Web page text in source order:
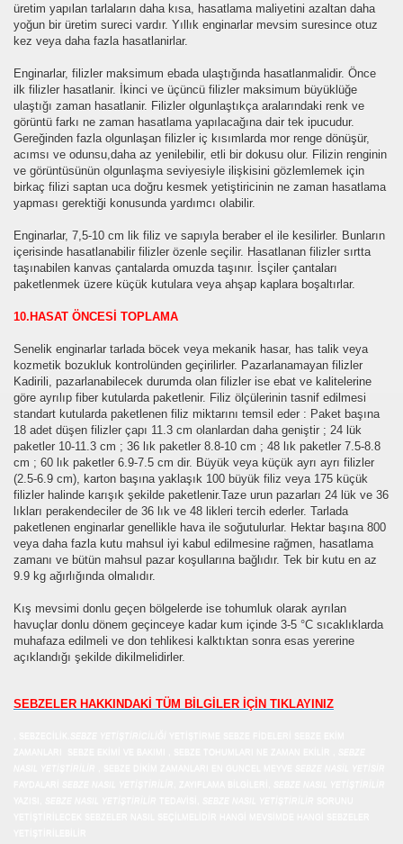
üretim yapılan tarlaların daha kısa, hasatlama maliyetini azaltan daha
yoğun bir üretim sureci vardır. Yıllık enginarlar mevsim suresince otuz
kez veya daha fazla hasatlanirlar.
Enginarlar, filizler maksimum ebada ulaştığında hasatlanmalidir. Önce
ilk filizler hasatlanir. İkinci ve üçüncü filizler maksimum büyüklüğe
ulaştığı zaman hasatlanir. Filizler olgunlaştıkça aralarındaki renk ve
görüntü farkı ne zaman hasatlama yapılacağına dair tek ipucudur.
Gereğinden fazla olgunlaşan filizler iç kısımlarda mor renge dönüşür,
acımsı ve odunsu,daha az yenilebilir, etli bir dokusu olur. Filizin renginin
ve görüntüsünün olgunlaşma seviyesiyle ilişkisini gözlemlemek için
birkaç filizi saptan uca doğru kesmek yetiştiricinin ne zaman hasatlama
yapması gerektiği konusunda yardımcı olabilir.
Enginarlar, 7,5-10 cm lik filiz ve sapıyla beraber el ile kesilirler. Bunların
içerisinde hasatlanabilir filizler özenle seçilir. Hasatlanan filizler sırtta
taşınabilen kanvas çantalarda omuzda taşınır. İsçiler çantaları
paketlenmek üzere küçük kutulara veya ahşap kaplara boşaltırlar.
10.HASAT ÖNCESİ TOPLAMA
Senelik enginarlar tarlada böcek veya mekanik hasar, has talik veya
kozmetik bozukluk kontrolünden geçirilirler. Pazarlanamayan filizler
Kadirili, pazarlanabilecek durumda olan filizler ise ebat ve kalitelerine
göre ayrılıp fiber kutularda paketlenir. Filiz ölçülerinin tasnif edilmesi
standart kutularda paketlenen filiz miktarını temsil eder : Paket başına
18 adet düşen filizler çapı 11.3 cm olanlardan daha geniştir ; 24 lük
paketler 10-11.3 cm ; 36 lık paketler 8.8-10 cm ; 48 lık paketler 7.5-8.8
cm ; 60 lık paketler 6.9-7.5 cm dir. Büyük veya küçük ayrı ayrı filizler
(2.5-6.9 cm), karton başına yaklaşık 100 büyük filiz veya 175 küçük
filizler halinde karışık şekilde paketlenir.Taze urun pazarları 24 lük ve 36
lıkları perakendeciler de 36 lık ve 48 likleri tercih ederler. Tarlada
paketlenen enginarlar genellikle hava ile soğutulurlar. Hektar başına 800
veya daha fazla kutu mahsul iyi kabul edilmesine rağmen, hasatlama
zamanı ve bütün mahsul pazar koşullarına bağlıdır. Tek bir kutu en az
9.9 kg ağırlığında olmalıdır.
Kış mevsimi donlu geçen bölgelerde ise tohumluk olarak ayrılan
havuçlar donlu dönem geçinceye kadar kum içinde 3-5 °C sıcaklıklarda
muhafaza edilmeli ve don tehlikesi kalktıktan sonra esas yererine
açıklandığı şekilde dikilmelidirler.
SEBZELER HAKKINDAKİ TÜM BİLGİLER İÇİN TIKLAYINIZ